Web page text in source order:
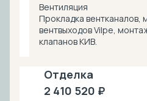
Вентиляция
Прокладка вентканалов,
вентвыходов Vilpe,
клапанов КИВ.
Отделка
2 410 520 ₽